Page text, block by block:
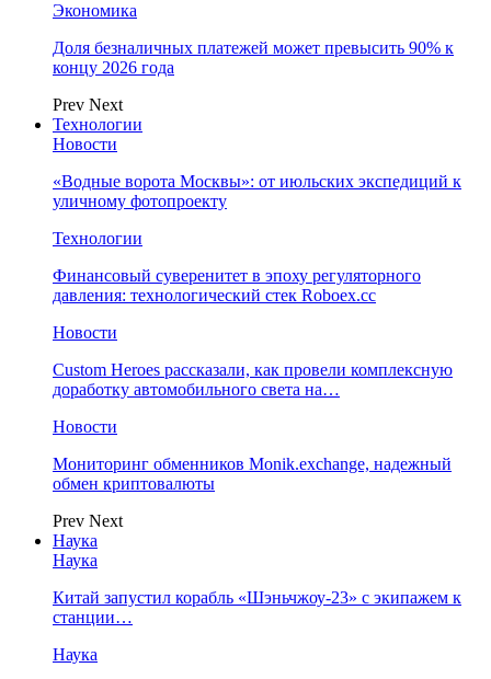
Экономика
Доля безналичных платежей может превысить 90% к
концу 2026 года
Prev Next
Технологии
Новости
«Водные ворота Москвы»: от июльских экспедиций к
уличному фотопроекту
Технологии
Финансовый суверенитет в эпоху регуляторного
давления: технологический стек Roboex.cc
Новости
Custom Heroes рассказали, как провели комплексную
доработку автомобильного света на…
Новости
Мониторинг обменников Monik.exchange, надежный
обмен криптовалюты
Prev Next
Наука
Наука
Китай запустил корабль «Шэньчжоу-23» с экипажем к
станции…
Наука